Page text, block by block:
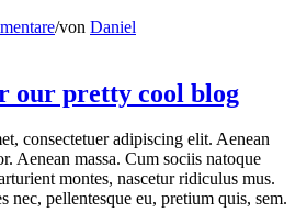
/von Daniel
our pretty cool blog
consectetuer adipiscing elit. Aenean
Aenean massa. Cum sociis natoque
montes, nascetur ridiculus mus.
nec, pellentesque eu, pretium quis, sem.